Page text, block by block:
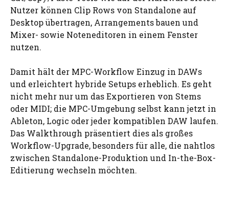
Nutzer können Clip Rows von Standalone auf
Desktop übertragen, Arrangements bauen und
Mixer- sowie Noteneditoren in einem Fenster
nutzen.
Damit hält der MPC-Workflow Einzug in DAWs
und erleichtert hybride Setups erheblich. Es geht
nicht mehr nur um das Exportieren von Stems
oder MIDI; die MPC-Umgebung selbst kann jetzt in
Ableton, Logic oder jeder kompatiblen DAW laufen.
Das Walkthrough präsentiert dies als großes
Workflow-Upgrade, besonders für alle, die nahtlos
zwischen Standalone-Produktion und In-the-Box-
Editierung wechseln möchten.